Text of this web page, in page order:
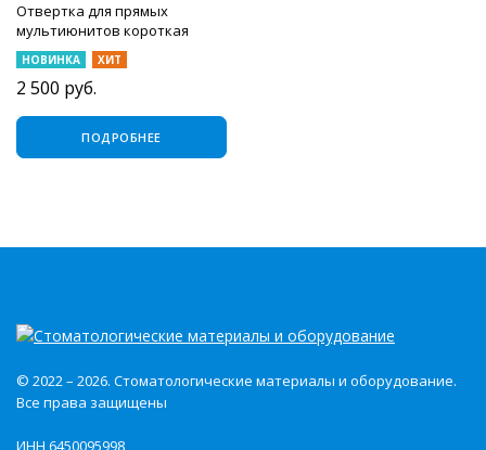
Отвертка для прямых
мультиюнитов короткая
(длина раб. части 2 см)
НОВИНКА ХИТ
2 500 руб.
ПОДРОБНЕЕ
© 2022 – 2026. Стоматологические материалы и оборудование.
Все права защищены
ИНН 6450095998